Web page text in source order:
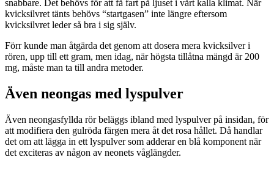
snabbare. Det behövs för att få fart på ljuset i vårt kalla klimat. När
kvicksilvret tänts behövs “startgasen” inte längre eftersom
kvicksilvret leder så bra i sig själv.
Förr kunde man åtgärda det genom att dosera mera kvicksilver i
rören, upp till ett gram, men idag, när högsta tillåtna mängd är 200
mg, måste man ta till andra metoder.
Även neongas med lyspulver
Även neongasfyllda rör beläggs ibland med lyspulver på insidan, för
att modifiera den gulröda färgen mera åt det rosa hållet. Då handlar
det om att lägga in ett lyspulver som adderar en blå komponent när
det exciteras av någon av neonets våglängder.